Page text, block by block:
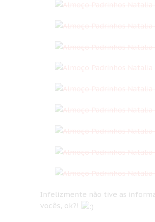
Infelizmente não tive as
vocês, ok?!